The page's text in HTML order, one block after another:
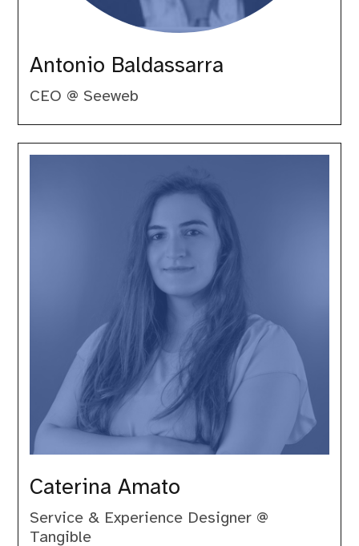
Antonio Baldassarra
CEO @ Seeweb
Caterina Amato
Service & Experience Designer @
Tangible
Caterina
Amato